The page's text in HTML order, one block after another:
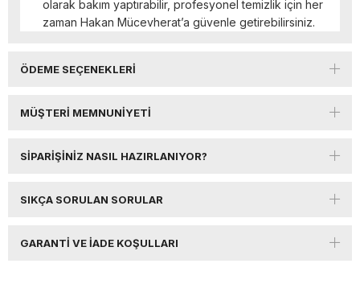
olarak bakım yaptırabilir, profesyonel temizlik için her
zaman Hakan Mücevherat’a güvenle getirebilirsiniz.
ÖDEME SEÇENEKLERI
MÜŞTERI MEMNUNIYETI
SIPARIŞINIZ NASIL HAZIRLANIYOR?
SIKÇA SORULAN SORULAR
GARANTI VE İADE KOŞULLARI